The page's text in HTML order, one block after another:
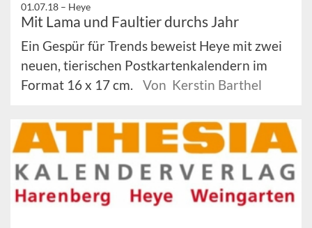
01.07.18 – Heye
Mit Lama und Faultier durchs Jahr
Ein Gespür für Trends beweist Heye mit zwei
neuen, tierischen Postkartenkalendern im
Format 16 x 17 cm.
Von Kerstin Barthel